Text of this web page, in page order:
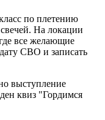
по плетению
На локации
все желающие
СВО и записать
выступление
квиз "Гордимся